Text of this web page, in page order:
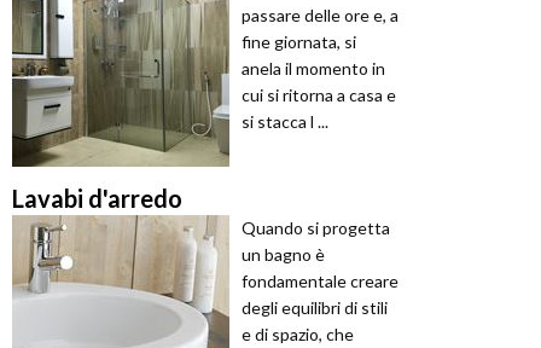
passare delle ore e, a
fine giornata, si
anela il momento in
cui si ritorna a casa e
si stacca l ...
Lavabi d'arredo
Quando si progetta
un bagno è
fondamentale creare
degli equilibri di stili
e di spazio, che